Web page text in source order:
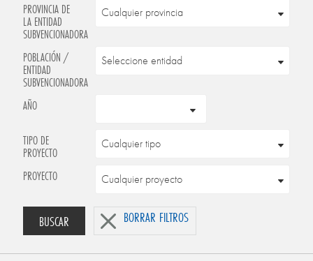
PROVINCIA DE
LA ENTIDAD
SUBVENCIONADORA
POBLACIÓN /
ENTIDAD
SUBVENCIONADORA
AÑO
TIPO DE
PROYECTO
PROYECTO
BUSCAR BORRAR FILTROS